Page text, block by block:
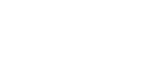
sinun tutustua myös
sitä netistä
sekä muita